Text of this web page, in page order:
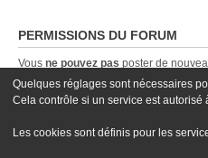
PERMISSIONS DU FORUM
Vous ne pouvez pas poster de
Vousne pouvez pasrépondre aux
Vousne pouvez pasmodifier vos
Vousne pouvez pasjoindre des
Quelques réglages sont nécessaires
Cela contrôle si un service est autorisé
Les cookies sont définis pour les